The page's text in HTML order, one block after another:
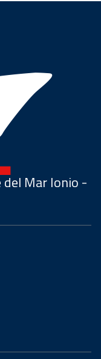
Mar Ionio -